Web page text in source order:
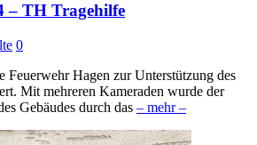
– TH Tragehilfe
0
Hagen zur Unterstützung des
Mit mehreren Kameraden wurde der
Gebäudes durch das – mehr –